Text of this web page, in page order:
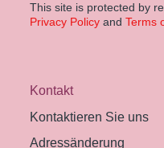
This site is protected by
Privacy Policyand Terms
Kontakt
Kontaktieren Sie uns
Adressänderung